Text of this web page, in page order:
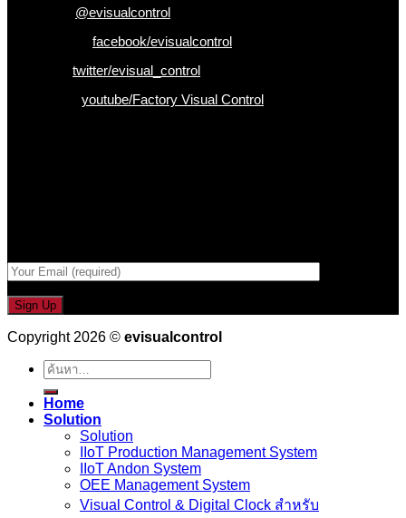
@evisualcontrol
facebook/evisualcontrol
twitter/evisual_control
youtube/Factory Visual Control
Copyright 2026 © evisualcontrol
ค้นหา:
Home
Solution
Solution
IIoT Production Management System
IIoT Andon System
OEE Management System
Visual Control & Digital Clock สำหรับ